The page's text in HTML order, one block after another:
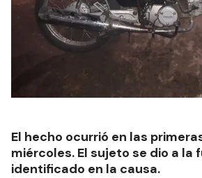
El hecho ocurrió en las
miércoles. El sujeto se dio a la
identificado en la causa.